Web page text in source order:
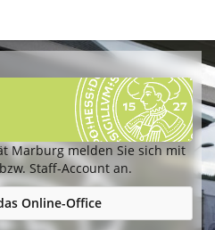
Marburg melden Sie sich mit
Staff-Account an.
Online-Office